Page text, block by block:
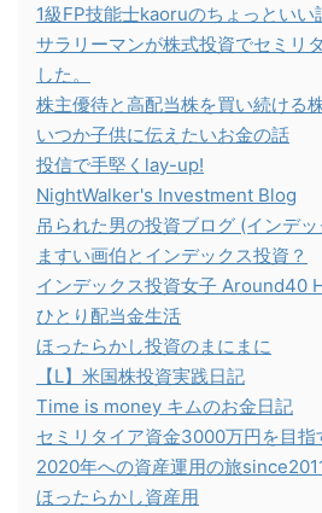
1級FP技能士kaoruのちょっといい
サラリーマンが株式投資でセミリ
した。
株主優待と高配当株を買い続ける
いつか子供に伝えたいお金の話
投信で手堅くlay-up!
NightWalker's Investment Blog
吊られた男の投資ブログ (インデ
ますい画伯とインデックス投資？
インデックス投資女子 Around40
ひとり配当金生活
ほったらかし投資のまにまに
【L】米国株投資実践日記
Time is money キムのお金日記
セミリタイア資金3000万円を目指
2020年への資産運用の旅
ほったらかし資産用